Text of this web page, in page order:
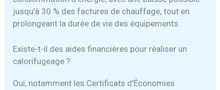
jusqu’à 30 % des factures de chauffage, tout en
prolongeant la durée de vie des équipements.
Existe-t-il des aides financières pour réaliser un
calorifugeage ?
Oui, notamment les Certificats d’Économies